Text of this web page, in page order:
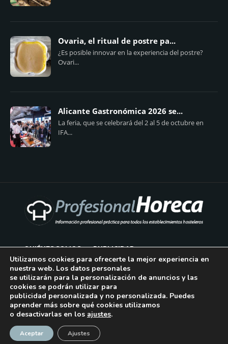
Ovaria, el ritual de postre pa...
¿Es posible innovar en la experiencia del postre?
Ovari...
Alicante Gastronómica 2026 se...
La feria, que se celebrará del 2 al 5 de octubre en
IFA...
QUIÉNES SOMOS PUBLICIDAD
AVISO LEGAL
POLÍTICA DE COOKIES
POLÍTICA DE PRIVACIDAD
CONTACTO
¡Suscríbase!
Utilizamos cookies para ofrecerte la mejor experiencia en
nuestra web. Los datos personales
se utilizarán para la personalización de anuncios y las
cookies se podrán utilizar para
publicidad personalizada y no personalizada. Puedes
aprender más sobre qué cookies utilizamos
o desactivarlas en los ajustes.
Aceptar Ajustes